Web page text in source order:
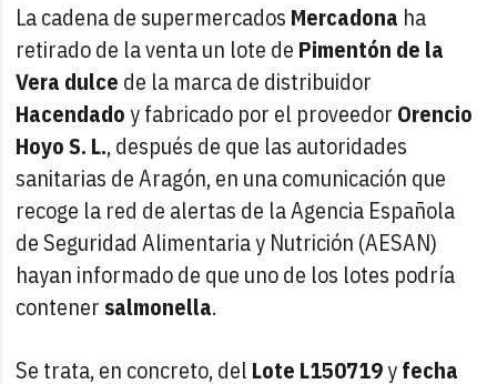
La cadena de supermercados Mercadona ha
retirado de la venta un lote de Pimentón de la
Vera dulce de la marca de distribuidor
Hacendadoy fabricado por el proveedor Orencio
Hoyo S. L., después de que las autoridades
sanitarias de Aragón, en una comunicación que
recoge la red de alertas de la Agencia Española
de Seguridad Alimentaria y Nutrición (AESAN)
hayan informado de que uno de los lotes podría
contener salmonella.
Se trata, en concreto, del Lote L150719yfecha